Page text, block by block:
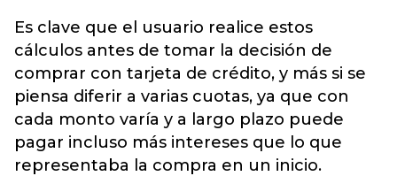
Es clave que el usuario realice estos
cálculos antes de tomar la decisión de
comprar con tarjeta de crédito, y más si se
piensa diferir a varias cuotas, ya que con
cada monto varía y a largo plazo puede
pagar incluso más intereses que lo que
representaba la compra en un inicio.